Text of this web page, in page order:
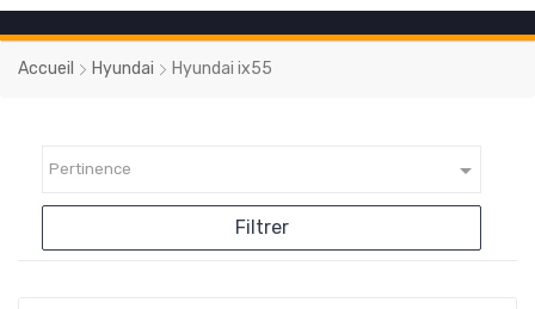
Accueil Hyundai Hyundai ix55
Pertinence 
Filtrer